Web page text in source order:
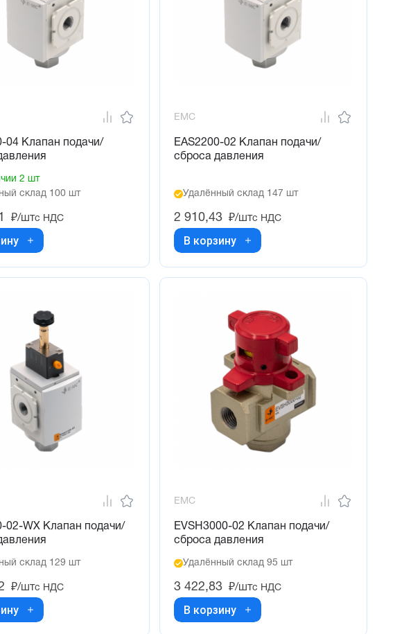
04 Клапан подачи/
2 шт
склад 100 шт
₽/штс НДС
EMC
EAS2200-02 Клапан подачи/
сброса давления
Удалённый склад 147 шт
2 910,43 ₽/штс НДС
В корзину
02-WX Клапан подачи/
склад 129 шт
₽/штс НДС
EMC
EVSH3000-02 Клапан подачи/
сброса давления
Удалённый склад 95 шт
3 422,83 ₽/штс НДС
В корзину